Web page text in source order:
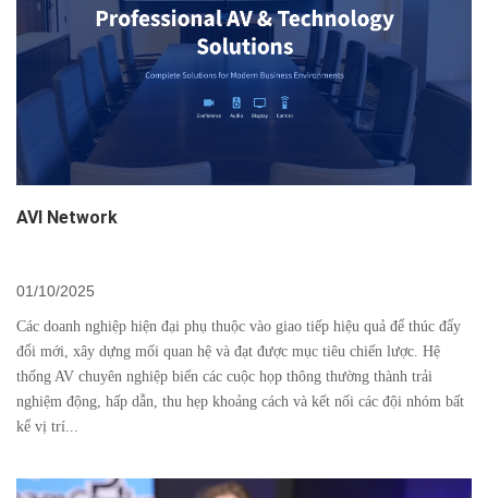
AVI Network
01/10/2025
Các doanh nghiệp hiện đại phụ thuộc vào giao tiếp hiệu quả để thúc đẩy
đổi mới, xây dựng mối quan hệ và đạt được mục tiêu chiến lược. Hệ
thống AV chuyên nghiệp biến các cuộc họp thông thường thành trải
nghiệm động, hấp dẫn, thu hẹp khoảng cách và kết nối các đội nhóm bất
kể vị trí...